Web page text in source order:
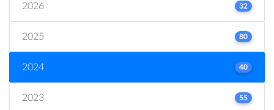
2026 32
2025 80
2024 40
2023 55